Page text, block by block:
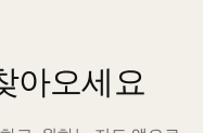
아오세요